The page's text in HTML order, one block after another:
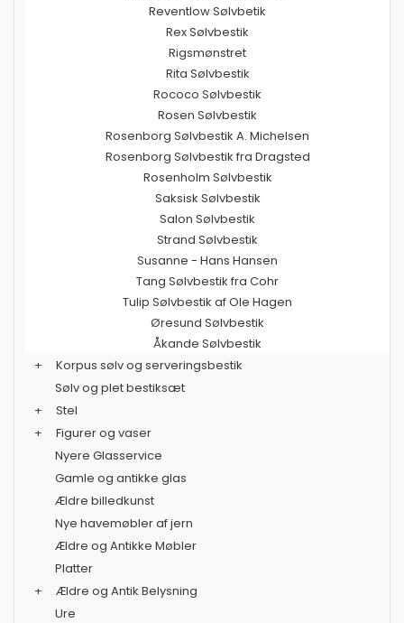
Reventlow Sølvbetik
Rex Sølvbestik
Rigsmønstret
Rita Sølvbestik
Rococo Sølvbestik
Rosen Sølvbestik
Rosenborg Sølvbestik A. Michelsen
Rosenborg Sølvbestik fra Dragsted
Rosenholm Sølvbestik
Saksisk Sølvbestik
Salon Sølvbestik
Strand Sølvbestik
Susanne - Hans Hansen
Tang Sølvbestik fra Cohr
Tulip Sølvbestik af Ole Hagen
Øresund Sølvbestik
Åkande Sølvbestik
+
Korpus sølv og serveringsbestik
Sølv og plet bestiksæt
+
Stel
+
Figurer og vaser
Nyere Glasservice
Gamle og antikke glas
Ældre billedkunst
Nye havemøbler af jern
Ældre og Antikke Møbler
Platter
+
Ældre og Antik Belysning
Ure